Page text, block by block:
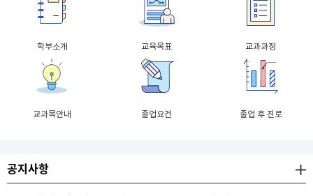
학부소개 교육목표 교과과정
교과목안내 졸업요건 졸업 후 진로
공지사항